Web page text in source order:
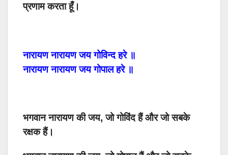
प्रणाम करता हूँ।
नारायण नारायण जय गोविन्द हरे ॥
नारायण नारायण जय गोपाल हरे ॥
भगवान नारायण की जय, जो गोविंद हैं और जो सबके
रक्षक हैं।